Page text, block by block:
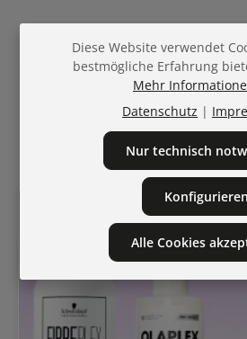
Sarah Irrasch, BellAffair
Erstellt am 25. März 2025
Neu &
Diese Website verwendet
bestmögliche Erfahrung
Mehr
Datenschutz |
Nur technisch
Konfigurieren
Alle Cookies